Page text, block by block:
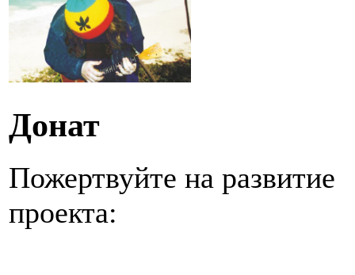
Донат
Пожертвуйте на развитие
проекта: